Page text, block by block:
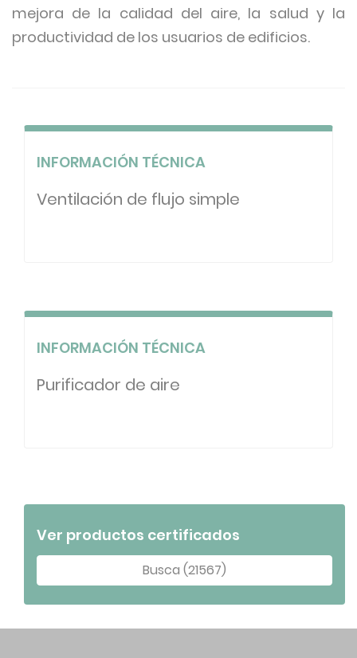
mejora de la calidad del aire, la salud y la
productividad de los usuarios de edificios.
INFORMACIÓN TÉCNICA
Ventilación de flujo simple
INFORMACIÓN TÉCNICA
Purificador de aire
Ver productos certificados
Busca (21567)